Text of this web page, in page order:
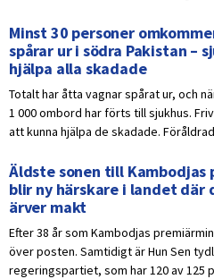
Minst 30 personer
spårar ur i södra Pakistan –
hjälpa alla skadade
Totalt har åtta vagnar spårat ur, och
1 000 ombord har förts till sjukhus.
att kunna hjälpa de skadade.
Äldste sonen till Kambodjas
blir ny härskare i landet
ärver makt
Efter 38 år som Kambodjas
över posten. Samtidigt är Hun Sen
regeringspartiet, som har 120 av 125